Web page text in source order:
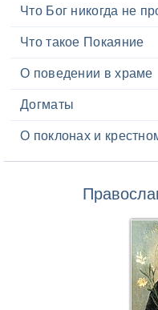
Что Бог никогда не
Что такое Покаяние
О поведении в храме
Догматы
О поклонах и